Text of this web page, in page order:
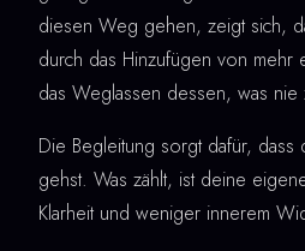
diesen Weg gehen, zeigt sich,
durch das Hinzufügen von mehr
das Weglassen dessen, was
Die Begleitung sorgt dafür, dass
gehst. Was zählt, ist deine
Klarheit und weniger innerem